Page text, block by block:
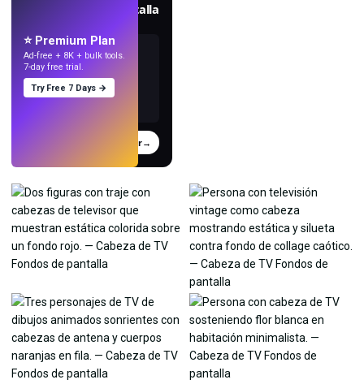
Crea fondos de pantalla
Probar→
⭐ Premium Plan
Ad-free + 8K + bulk tools.
7-day free trial.
Try Free 7 Days →